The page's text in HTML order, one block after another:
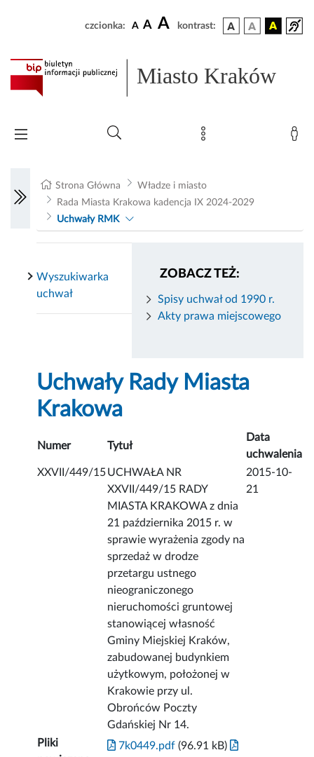
czcionka: A A A kontrast:
Miasto Kraków
Strona Główna
Władze i miasto
Rada Miasta Krakowa kadencja IX 2024-2029
Uchwały RMK
ZOBACZ TEŻ:
Spisy uchwał od 1990 r.
Akty prawa miejscowego
Wyszukiwarka
uchwał
Uchwały Rady Miasta
Krakowa
Numer Tytuł
Data
uchwalenia
XXVII/449/15UCHWAŁA NR
XXVII/449/15 RADY
MIASTA KRAKOWA z dnia
21 października 2015 r. w
sprawie wyrażenia zgody na
sprzedaż w drodze
przetargu ustnego
nieograniczonego
nieruchomości gruntowej
stanowiącej własność
Gminy Miejskiej Kraków,
zabudowanej budynkiem
użytkowym, położonej w
Krakowie przy ul.
Obrońców Poczty
Gdańskiej Nr 14.
2015-10-
21
Pliki
7k0449.pdf (96.91 kB)